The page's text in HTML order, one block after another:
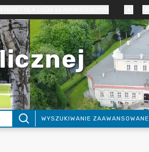
WYSZUKIWANIE ZAAWANSOWANE